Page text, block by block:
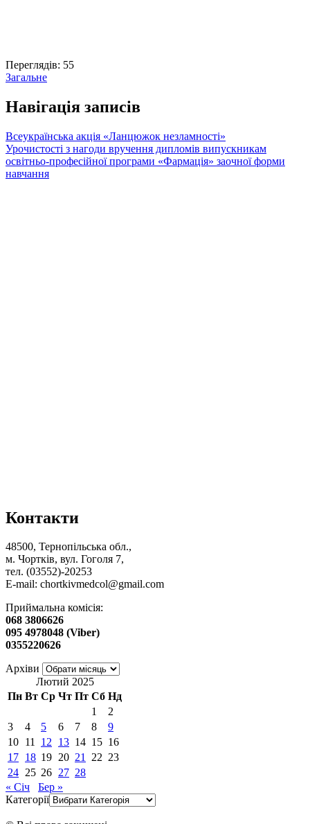
Переглядів: 55
Загальне
Навігація записів
Всеукраїнська акція «Ланцюжок незламності»
Урочистості з нагоди вручення дипломів випускникам
освітньо-професійної програми «Фармація» заочної форми
навчання
Контакти
48500, Тернопільська обл.,
м. Чортків, вул. Гоголя 7,
тел. (03552)-20253
E-mail: chortkivmedcol@gmail.com
Приймальна комісія:
068 3806626
095 4978048 (Viber)
0355220626
Архіви
Лютий 2025
Пн Вт Ср Чт Пт Сб Нд
1
2
3
4 5 6 7 8
9
10 11 12 13 14 15 16
17 18 19 20 21 22 23
24 25 26 27 28
« Січ
Бер »
Категорії